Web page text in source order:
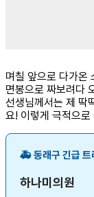
며칠 앞으로 다가온
면봉으로 짜보려다
선생님께서는 제 딱
요! 이렇게 극적으로
🚑 동래구 긴급 트
하나미의원